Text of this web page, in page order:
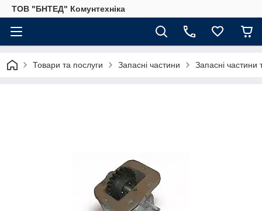
ТОВ "БНТЕД" Комунтехніка
Товари та послуги Запасні частини Запасні частини